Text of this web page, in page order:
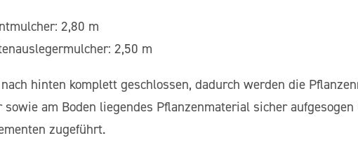
2,80 m
2,50 m
hinten komplett geschlossen, dadurch werden die
am Boden liegendes Pflanzenmaterial sicher aufgesogen
zugeführt.